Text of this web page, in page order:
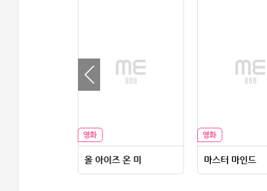
올 아이즈 온 미 마스터 마인드